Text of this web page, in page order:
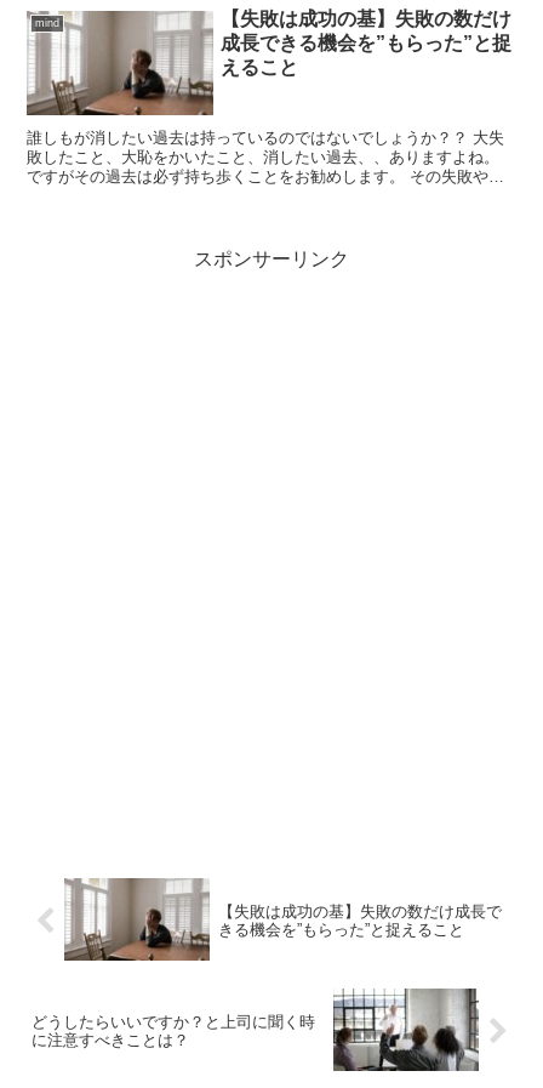
mind
【失敗は成功の基】失敗の数だけ
成長できる機会を”もらった”と捉
えること
誰しもが消したい過去は持っているのではないでしょうか？？ 大失
敗したこと、大恥をかいたこと、消したい過去、、ありますよね。
ですがその過去は必ず持ち歩くことをお勧めします。 その失敗や恥
スポンサーリンク
【失敗は成功の基】失敗の数だけ成長で
きる機会を”もらった”と捉えること
どうしたらいいですか？と上司に聞く時
に注意すべきことは？